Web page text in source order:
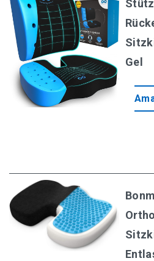
Varier Variable balans – Der
Übersicht aller Bürostuhl-
SIHOO Ergonomischer
SITWELL Gesundheitsdrehstuhl
Topstar Syncro Bürostuhl
Gel